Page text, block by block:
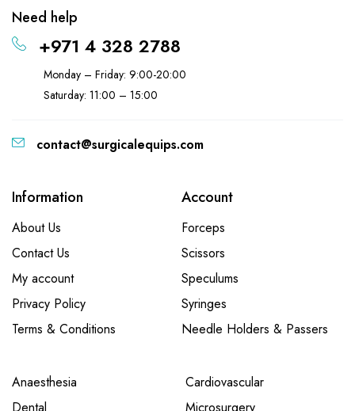
Need help
+971 4 328 2788
Monday – Friday: 9:00-20:00
Saturday: 11:00 – 15:00
contact@surgicalequips.com
Information
About Us
Contact Us
My account
Privacy Policy
Terms & Conditions
Account
Forceps
Scissors
Speculums
Syringes
Needle Holders & Passers
Anaesthesia
Cardiovascular
Dental
Microsurgery